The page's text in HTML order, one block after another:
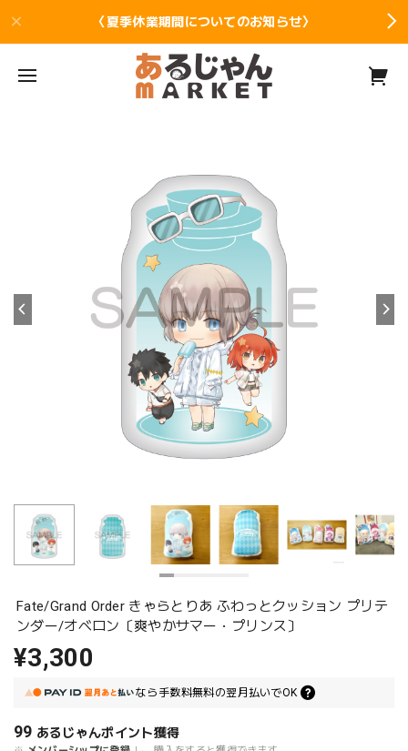
〈夏季休業期間についてのお知らせ〉
Fate/Grand Order きゃらとりあ ふわっとクッション プリテ
ンダー/オベロン〔爽やかサマー・プリンス〕
¥3,300
なら 手数料無料の翌月払いでOK
99 あるじゃんポイント獲得